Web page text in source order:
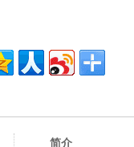
简介